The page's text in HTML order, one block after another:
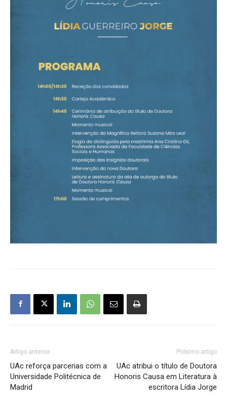
Artigo anterior
UAc reforça parcerias com a
Universidade Politécnica de
Madrid
Próximo artigo
UAc atribui o título de Doutora
Honoris Causa em Literatura à
escritora Lídia Jorge